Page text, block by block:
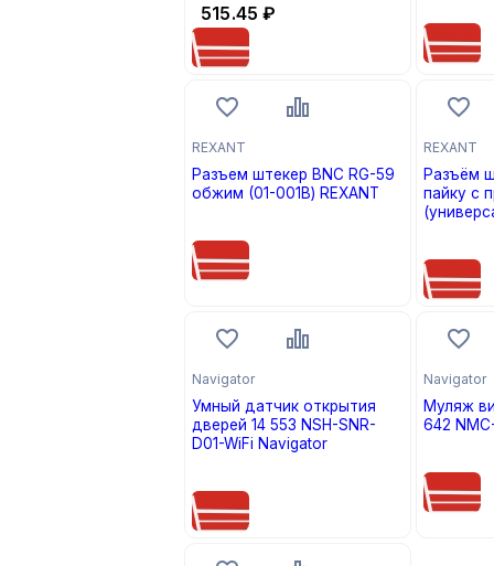
515.45 ₽
REXANT
Разъем штекер BNC RG-59
обжим (01-001B) REXANT
REXANT
Разъём штекер BNC под
пайку с пружиной металл
Navigator
Умный датчик открытия
дверей 14 553 NSH-SNR-
D01-WiFi Navigator
Navigator
Муляж
642